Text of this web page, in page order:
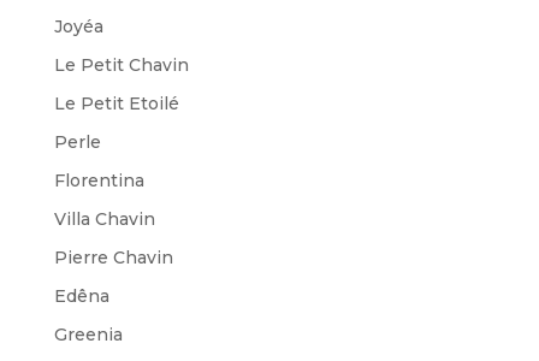
Joyéa
Le Petit Chavin
Le Petit Etoilé
Perle
Florentina
Villa Chavin
Pierre Chavin
Edêna
Greenia